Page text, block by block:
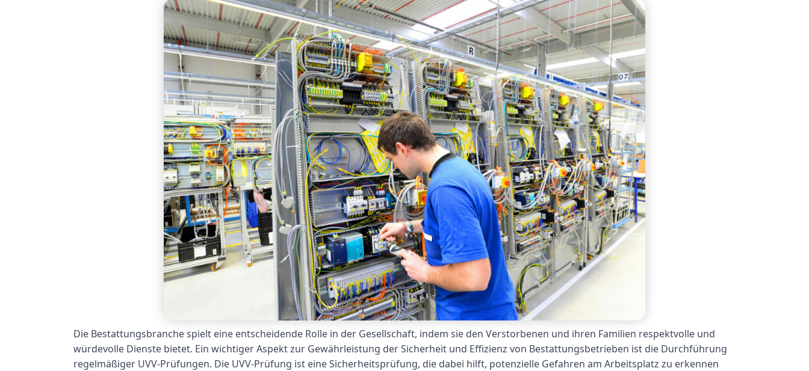
Die Bestattungsbranche spielt eine entscheidende Rolle in der Gesellschaft, indem sie den Verstorbenen und ihren Familien respektvolle und
würdevolle Dienste bietet. Ein wichtiger Aspekt zur Gewährleistung der Sicherheit und Effizienz von Bestattungsbetrieben ist die Durchführung
regelmäßiger UVV-Prüfungen. Die UVV-Prüfung ist eine Sicherheitsprüfung, die dabei hilft, potenzielle Gefahren am Arbeitsplatz zu erkennen